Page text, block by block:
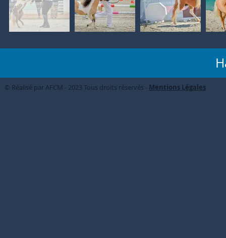
© Réalisé par AFCM - 2023 Tous droits réservés - Mentions Légales